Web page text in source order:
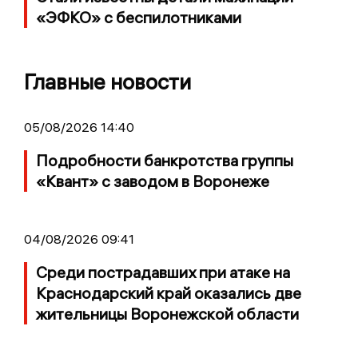
«ЭФКО» с беспилотниками
Главные новости
05/08/2026 14:40
Подробности банкротства группы
«Квант» с заводом в Воронеже
04/08/2026 09:41
Среди пострадавших при атаке на
Краснодарский край оказались две
жительницы Воронежской области